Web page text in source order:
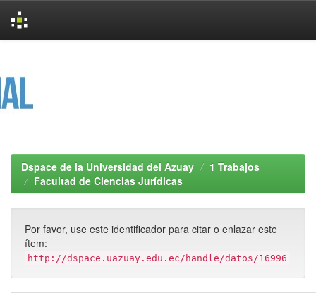
Dspace de la Universidad del Azuay
1 Trabajos
Facultad de Ciencias Jurídicas
Por favor, use este identificador para citar o enlazar este
ítem:
http://dspace.uazuay.edu.ec/handle/datos/16996